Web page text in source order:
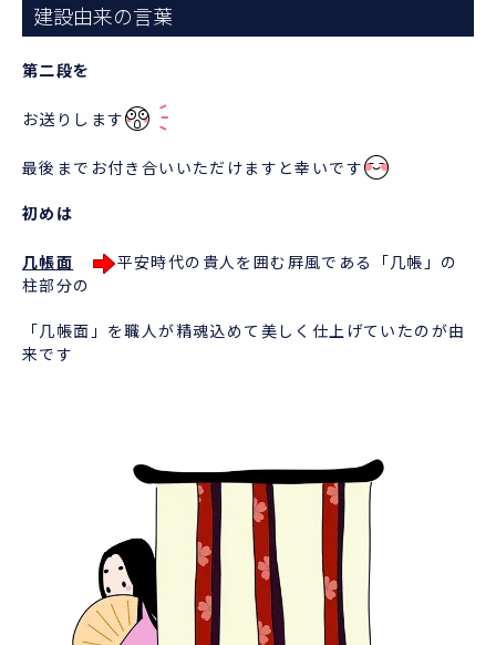
建設由来の言葉
第二段を
お送りします
最後までお付き合いいただけますと幸いです
初めは
几帳面
平安時代の貴人を囲む屛風である「几帳」の
柱部分の
「几帳面」を職人が精魂込めて美しく仕上げていたのが由
来です